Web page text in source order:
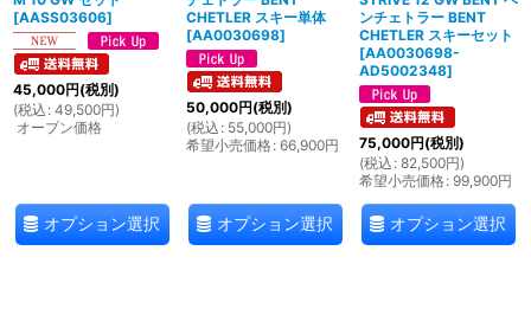
[AASS03606]
45,000円(税別)
(税込 : 49,500円)
オープン価格
オプション選択
CHETLER スキー単体
[AA0030698]
50,000円(税別)
(税込 : 55,000円)
希望小売価格: 66,900円
オプション選択
ンチェトラー BENT
CHETLER スキーセット
[AA0030698-
AD5002348]
75,000円(税別)
(税込 : 82,500円)
希望小売価格: 99,900円
オプション選択